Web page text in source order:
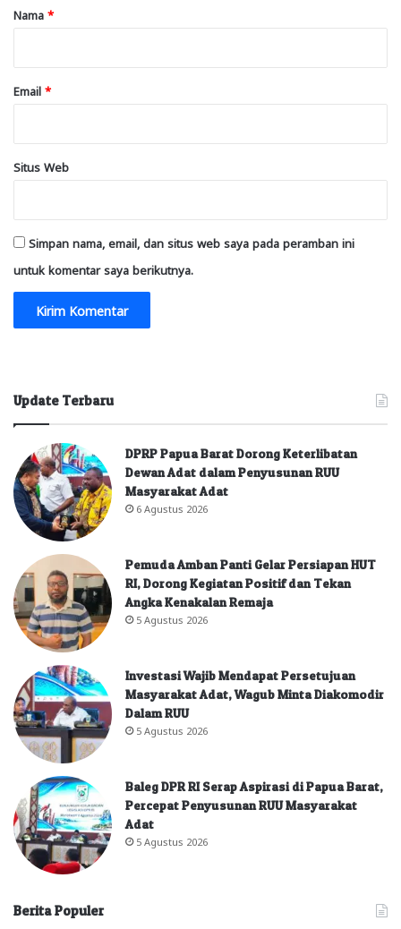
rNama *
Email *
Situs Web
Simpan nama, email, dan situs web saya pada peramban ini
untuk komentar saya berikutnya.
Update Terbaru
DPRP Papua Barat Dorong Keterlibatan
Dewan Adat dalam Penyusunan RUU
Masyarakat Adat
6 Agustus 2026
Pemuda Amban Panti Gelar Persiapan HUT
RI, Dorong Kegiatan Positif dan Tekan
Angka Kenakalan Remaja
5 Agustus 2026
Investasi Wajib Mendapat Persetujuan
Masyarakat Adat, Wagub Minta Diakomodir
Dalam RUU
5 Agustus 2026
Baleg DPR RI Serap Aspirasi di Papua Barat,
Percepat Penyusunan RUU Masyarakat
Adat
5 Agustus 2026
Berita Populer